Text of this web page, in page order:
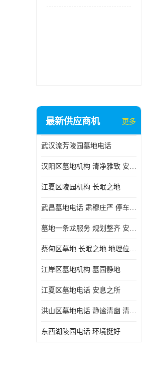
最新供应商机 更多
武汉流芳陵园墓地电话
汉阳区墓地机构 清净雅致 安息之所
江夏区陵园机构 长眠之地
武昌墓地电话 肃穆庄严 停车方便
墓地一条龙服务 规划整齐 安息之所
蔡甸区墓地 长眠之地 地理位置好
江岸区墓地机构 墓园静地
江夏区墓地电话 安息之所
洪山区墓地电话 静谧清幽 清净雅致
东西湖陵园电话 环境挺好